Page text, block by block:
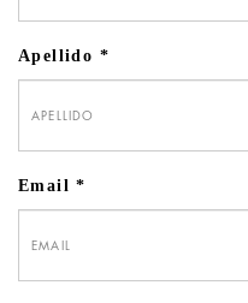
Apellido
Email